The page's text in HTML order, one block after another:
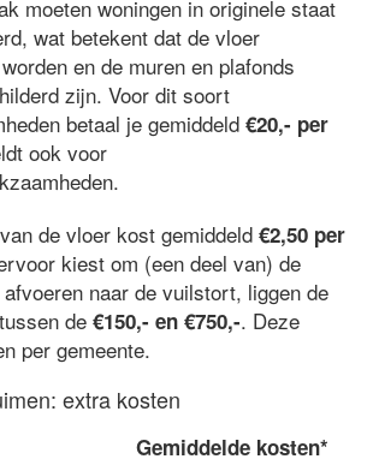
moeten woningen in originele staat
wat betekent dat de vloer
en de muren en plafonds
zijn. Voor dit soort
betaal je gemiddeld €20,- per
ook voor
de vloer kost gemiddeld €2,50 per
kiest om (een deel van) de
naar de vuilstort, liggen de
de €150,- en €750,-. Deze
per gemeente.
extra kosten
Gemiddelde kosten*